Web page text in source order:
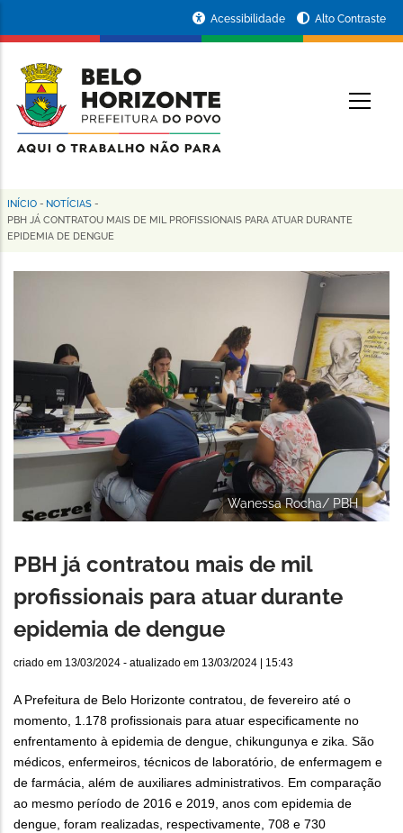
conteúdo
principal
da
Prefeitura
de
Horizonte
Acessibilidade Alto Contraste
Trilha
de
navegação
INÍCIO - NOTÍCIAS -
PBH JÁ CONTRATOU MAIS DE MIL PROFISSIONAIS PARA ATUAR DURANTE
EPIDEMIA DE DENGUE
Wanessa Rocha/ PBH
PBH já contratou mais de mil
profissionais para atuar durante
epidemia de dengue
criado em 13/03/2024 - atualizado em 13/03/2024 | 15:43
A Prefeitura de Belo Horizonte contratou, de fevereiro até o
momento, 1.178 profissionais para atuar especificamente no
enfrentamento à epidemia de dengue, chikungunya e zika. São
médicos, enfermeiros, técnicos de laboratório, de enfermagem e
de farmácia, além de auxiliares administrativos. Em comparação
ao mesmo período de 2016 e 2019, anos com epidemia de
dengue, foram realizadas, respectivamente, 708 e 730